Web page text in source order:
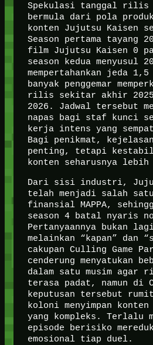
Spekulasi tanggal rilis
bermula dari pola
konten Jujutsu Kaisen
Season pertama tayang
film Jujutsu Kaisen 0
season kedua menyusul
mempertahankan jeda
banyak penggemar
rilis sekitar akhir 2025
2026. Jadwal tersebut
napas bagi staf kunci
kerja intens yang
Bagi penikmat, kejelasan
penting, tetapi
konten seharusnya lebih
Dari sisi industri,
telah menjadi salah
finansial MAPPA,
season 4 batal nyaris
Pertanyaannya bukan
melainkan “kapan” dan
cakupan Culling Game
cenderung menyatukan
dalam satu musim agar
terasa padat, namun di
keputusan tersebut
koloni menyimpan konten
yang kompleks. Terlalu
episode berisiko
emosional tiap duel.